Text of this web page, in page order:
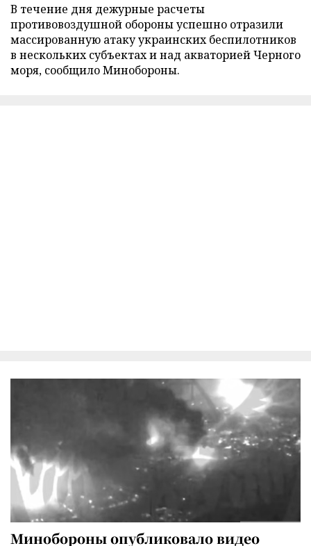
В течение дня дежурные расчеты
противовоздушной обороны успешно отразили
массированную атаку украинских беспилотников
в нескольких субъектах и над акваторией Черного
моря, сообщило Минобороны.
Минобороны опубликовало видео